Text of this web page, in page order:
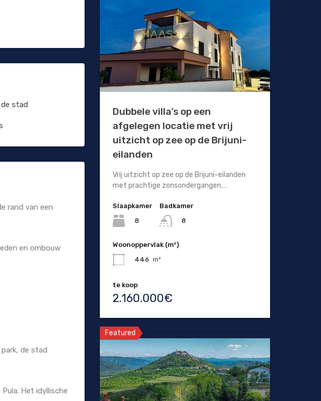
stad
rand van een
en ombouw
de stad
Het idyllische
Dubbele villa’s op een
afgelegen locatie met vrij
uitzicht op zee op de Brijuni-
eilanden
Vrij uitzicht op zee op de Brijuni-eilanden
met prachtige zonsondergangen.…
Slaapkamer
8
Badkamer
8
Woonoppervlak (m²)
446 m²
te koop
2.160.000€
Featured